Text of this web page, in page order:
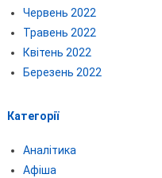
Червень 2022
Травень 2022
Квітень 2022
Березень 2022
Категорії
Аналітика
Афіша